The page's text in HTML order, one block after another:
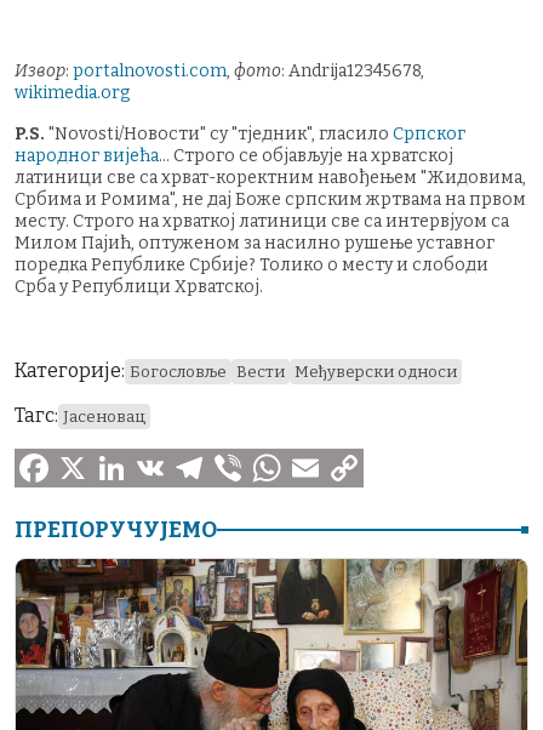
Извор: portalnovosti.com, фото: Andrija12345678,
wikimedia.org
P.S. "Novosti/Новости" су "тједник", гласило Српског
народног вијећа... Строго се објављује на хрватској
латиници све са хрват-коректним навођењем "Жидовима,
Србима и Ромима", не дај Боже српским жртвама на првом
месту. Строго на хрваткој латиници све са интервјуом са
Милом Пајић, оптуженом за насилно рушење уставног
поредка Републике Србије? Толико о месту и слободи
Срба у Републици Хрватској.
Категорије: Богословље Вести Међуверски односи
Тагс: Јасеновац
a
c
e
b
o
i
n
k
e
d
K
e
l
e
g
i
b
e
a
t
A
i
l
p
y
L
i
ПРЕПОРУЧУЈЕМО